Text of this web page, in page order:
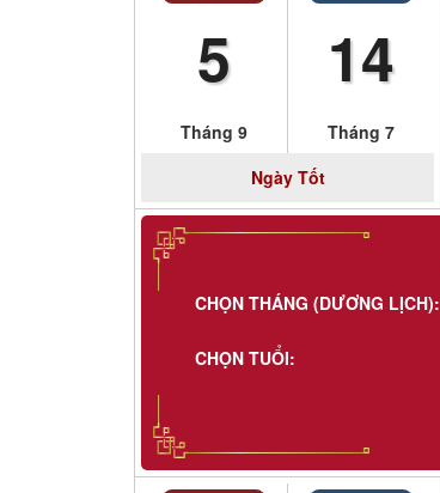
5
Tháng 9
14
Tháng 7
NgàyTốt
CHỌN THÁNG (DƯƠNG LỊCH):
CHỌN TUỔI: